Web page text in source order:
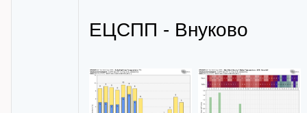
ЕЦСПП - Внуково